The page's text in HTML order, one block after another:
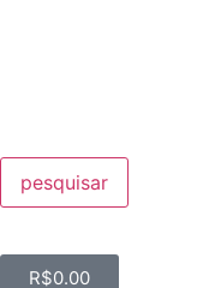
pesquisar
R$0.00